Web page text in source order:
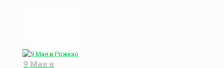
9 Мая в